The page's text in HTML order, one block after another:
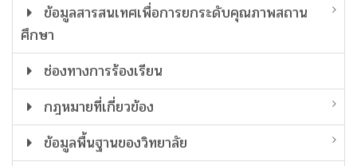
ข้อมูลสารสนเทศเพื่อการยกระดับคุณภาพสถาน
ศึกษา
ช่องทางการร้องเรียน
กฎหมายที่เกี่ยวข้อง
ข้อมูลพื้นฐานของวิทยาลัย